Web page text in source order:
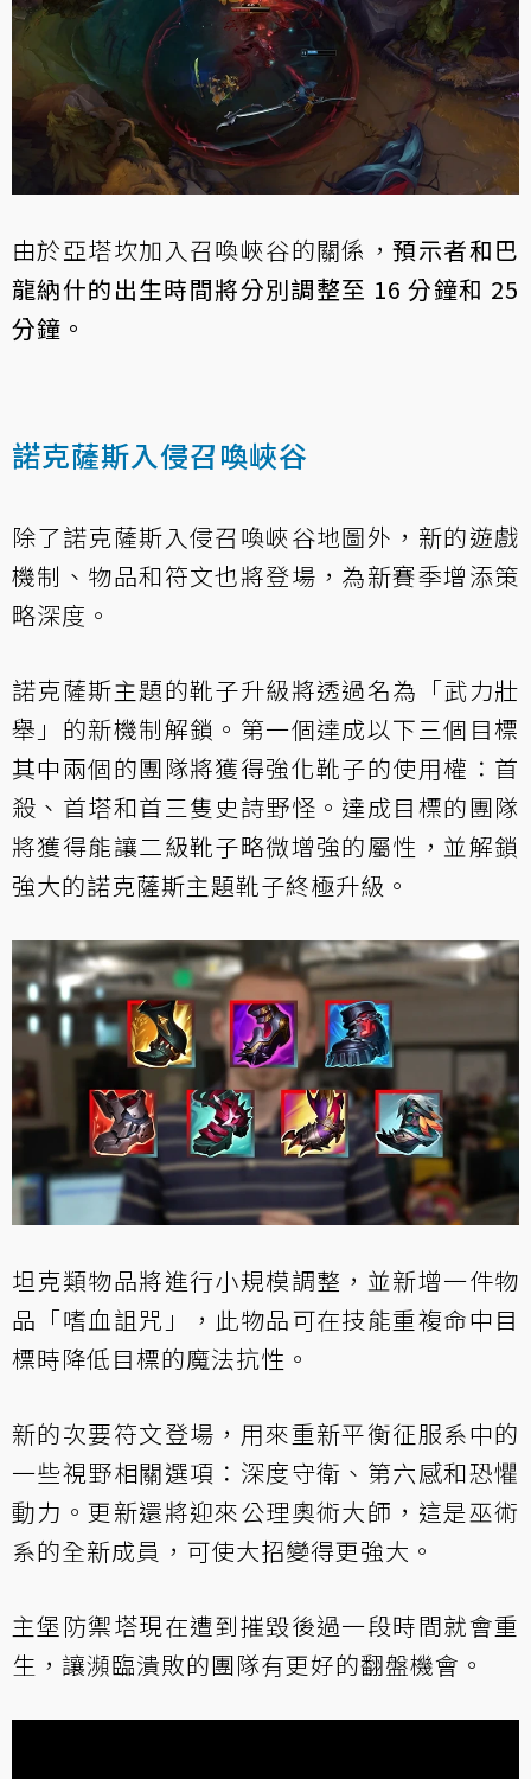
由於亞塔坎加入召喚峽谷的關係，預示者和巴
龍納什的出生時間將分別調整至 16 分鐘和 25
分鐘。
諾克薩斯入侵召喚峽谷
除了諾克薩斯入侵召喚峽谷地圖外，新的遊戲
機制、物品和符文也將登場，為新賽季增添策
略深度。
諾克薩斯主題的靴子升級將透過名為「武力壯
舉」的新機制解鎖。第一個達成以下三個目標
其中兩個的團隊將獲得強化靴子的使用權：首
殺、首塔和首三隻史詩野怪。達成目標的團隊
將獲得能讓二級靴子略微增強的屬性，並解鎖
強大的諾克薩斯主題靴子終極升級。
坦克類物品將進行小規模調整，並新增一件物
品「嗜血詛咒」，此物品可在技能重複命中目
標時降低目標的魔法抗性。
新的次要符文登場，用來重新平衡征服系中的
一些視野相關選項：深度守衛、第六感和恐懼
動力。更新還將迎來公理奧術大師，這是巫術
系的全新成員，可使大招變得更強大。
主堡防禦塔現在遭到摧毀後過一段時間就會重
生，讓瀕臨潰敗的團隊有更好的翻盤機會。